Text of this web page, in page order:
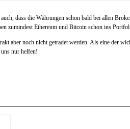
dass die Währungen schon bald bei allen
zumindest Ethereum und Bitcoin schon ins
aber noch nicht getradet werden. Als eine der
nur helfen!